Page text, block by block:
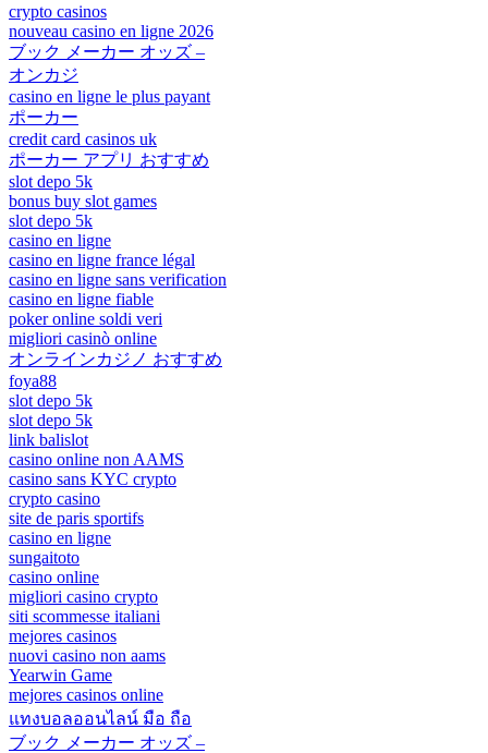
crypto casinos
nouveau casino en ligne 2026
ブック メーカー オッズ –
オンカジ
casino en ligne le plus payant
ポーカー
credit card casinos uk
ポーカー アプリ おすすめ
slot depo 5k
bonus buy slot games
slot depo 5k
casino en ligne
casino en ligne france légal
casino en ligne sans verification
casino en ligne fiable
poker online soldi veri
migliori casinò online
オンラインカジノ おすすめ
foya88
slot depo 5k
slot depo 5k
link balislot
casino online non AAMS
casino sans KYC crypto
crypto casino
site de paris sportifs
casino en ligne
sungaitoto
casino online
migliori casino crypto
siti scommesse italiani
mejores casinos
nuovi casino non aams
Yearwin Game
mejores casinos online
แทงบอลออนไลน์ มือ ถือ
ブック メーカー オッズ –